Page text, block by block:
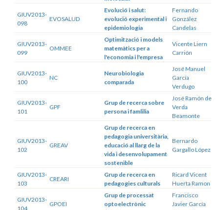
GIUV2013-
098
EVOSALUD
Evolució i salut:
evolució experimental i
epidemiologia
Fernando
González
Candelas
GIUV2013-
099
OMMEE
Optimització i models
matemàtics per a
l'economia i l'empresa
Vicente Liern
Carrión
GIUV2013-
100
NC
Neurobiologia
comparada
José Manuel
García
Verdugo
GIUV2013-
101
GPF
Grup de recerca sobre
persona i famlilia
José Ramón de
Verda
Beamonte
GIUV2013-
102
GREAV
Grup de recerca en
pedagogia universitària,
educació al llarg de la
vida i desenvolupament
sostenible
Bernardo
Gargallo López
GIUV2013-
103
CREARI
Grup de recerca en
pedagogies culturals
Ricard Vicent
Huerta Ramon
GIUV2013-
104
GPOEI
Grup de processat
optoelectrònic
Francisco
Javier García